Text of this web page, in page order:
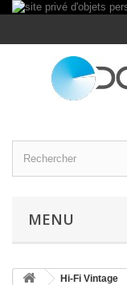
MENU
Hi-Fi Vintage